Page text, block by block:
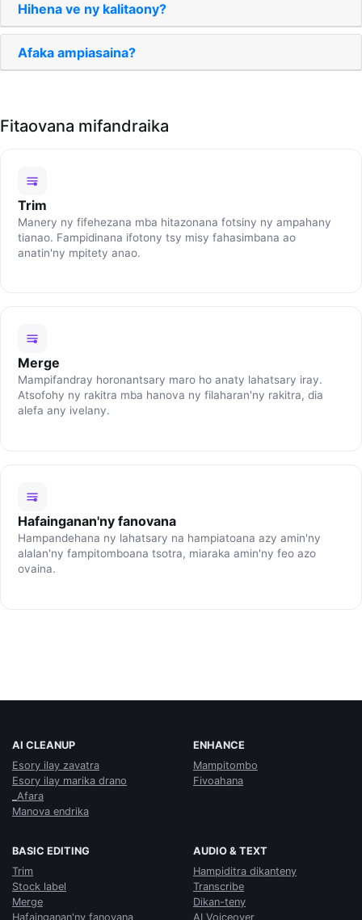
Hihena ve ny kalitaony?
Afaka ampiasaina?
Fitaovana mifandraika
Trim
Manery ny fifehezana mba hitazonana fotsiny ny ampahany
tianao. Fampidinana ifotony tsy misy fahasimbana ao
anatin'ny mpitety anao.
Merge
Mampifandray horonantsary maro ho anaty lahatsary iray.
Atsofohy ny rakitra mba hanova ny filaharan'ny rakitra, dia
alefa any ivelany.
Hafainganan'ny fanovana
Hampandehana ny lahatsary na hampiatoana azy amin'ny
alalan'ny fampitomboana tsotra, miaraka amin'ny feo azo
ovaina.
AI CLEANUP
Esory ilay zavatra
Esory ilay marika drano
_Afara
Manova endrika
ENHANCE
Mampitombo
Fivoahana
BASIC EDITING
Trim
Stock label
Merge
Hafainganan'ny fanovana
AUDIO & TEXT
Hampiditra dikanteny
Transcribe
Dikan-teny
AI Voiceover